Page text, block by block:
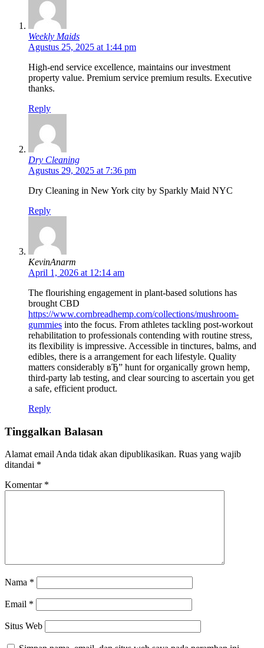
Weekly Maids
Agustus 25, 2025 at 1:44 pm
High-end service excellence, maintains our investment
property value. Premium service premium results. Executive
thanks.
Reply
Dry Cleaning
Agustus 29, 2025 at 7:36 pm
Dry Cleaning in New York city by Sparkly Maid NYC
Reply
KevinAnarm
April 1, 2026 at 12:14 am
The flourishing engagement in plant-based solutions has
brought CBD
https://www.cornbreadhemp.com/collections/mushroom-
gummies into the focus. From athletes tackling post-workout
rehabilitation to professionals contending with routine stress,
its flexibility is impressive. Accessible in tinctures, balms, and
edibles, there is a arrangement for each lifestyle. Quality
matters considerably вЂ” hunt for organically grown hemp,
third-party lab testing, and clear sourcing to ascertain you get
a safe, efficient product.
Reply
Tinggalkan Balasan
Alamat email Anda tidak akan dipublikasikan. Ruas yang wajib
ditandai *
Komentar *
Nama *
Email *
Situs Web